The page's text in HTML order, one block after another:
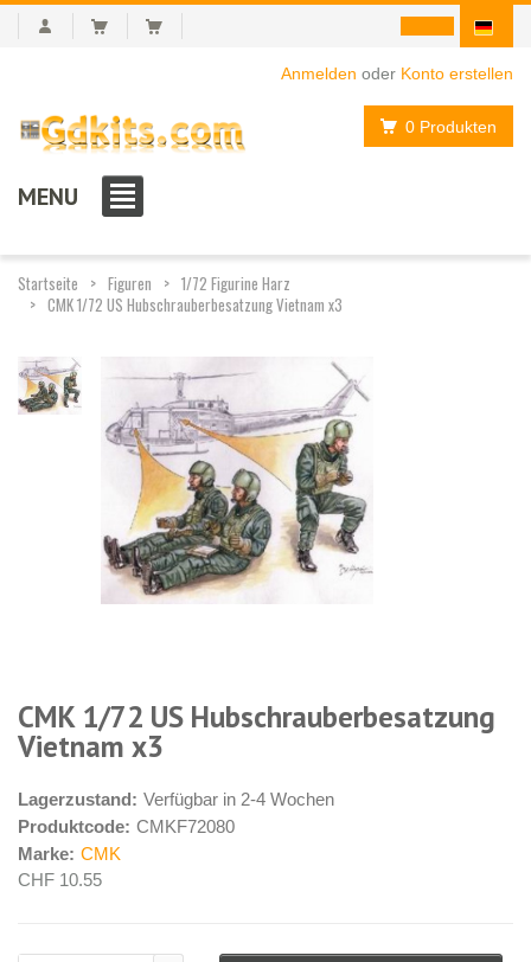
Anmelden oder Konto erstellen
0 Produkten
MENU
Startseite Figuren
1/72 Figurine Harz
CMK 1/72 US Hubschrauberbesatzung Vietnam x3
CMK 1/72 US Hubschrauberbesatzung
Vietnam x3
Lagerzustand: Verfügbar in 2-4 Wochen
Produktcode: CMKF72080
Marke: CMK
CHF 10.55